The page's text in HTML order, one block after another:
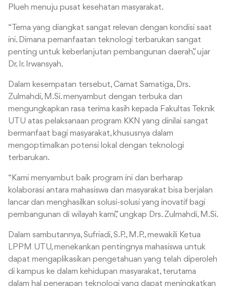
Plueh menuju pusat kesehatan masyarakat.
“Tema yang diangkat sangat relevan dengan kondisi saat
ini. Dimana pemanfaatan teknologi terbarukan sangat
penting untuk keberlanjutan pembangunan daerah,” ujar
Dr. Ir. Irwansyah.
Dalam kesempatan tersebut, Camat Samatiga, Drs.
Zulmahdi, M.Si. menyambut dengan terbuka dan
mengungkapkan rasa terima kasih kepada Fakultas Teknik
UTU atas pelaksanaan program KKN yang dinilai sangat
bermanfaat bagi masyarakat, khususnya dalam
mengoptimalkan potensi lokal dengan teknologi
terbarukan.
“Kami menyambut baik program ini dan berharap
kolaborasi antara mahasiswa dan masyarakat bisa berjalan
lancar dan menghasilkan solusi-solusi yang inovatif bagi
pembangunan di wilayah kami,” ungkap Drs. Zulmahdi, M.Si.
Dalam sambutannya, Sufriadi, S.P., M.P., mewakili Ketua
LPPM UTU, menekankan pentingnya mahasiswa untuk
dapat mengaplikasikan pengetahuan yang telah diperoleh
di kampus ke dalam kehidupan masyarakat, terutama
dalam hal penerapan teknologi yang dapat meningkatkan